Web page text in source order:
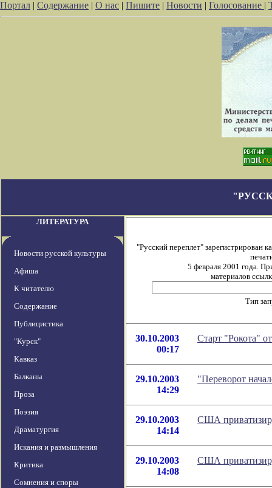
Портал | Содержание | О нас | Пишите | Новости | Голосование |
ЛИТЕРАТУРА
Новости русской культуры
Афиша
К читателю
Содержание
Публицистика
"Курск"
Кавказ
Балканы
Проза
Поэзия
Драматургия
Искания и размышления
Критика
Сомнения и споры
"Русский переплет" зарегистрирован
5 февраля 2001 года.
материалов
Тип
30.10.2003
00:17
Старт "Рокота"
29.10.2003
14:29
"Переворот
29.10.2003
14:14
США
29.10.2003
14:08
США